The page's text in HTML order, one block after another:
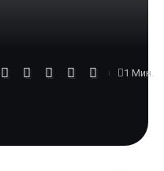
1 Мин.